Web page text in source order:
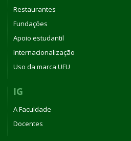
Restaurantes
Fundações
Apoio estudantil
Internacionalização
Uso da marca UFU
IG
A Faculdade
Docentes